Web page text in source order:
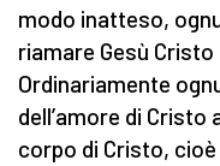
modo inatteso,
riamare Gesù
Ordinariamente
dell’amore di
corpo di Cristo,